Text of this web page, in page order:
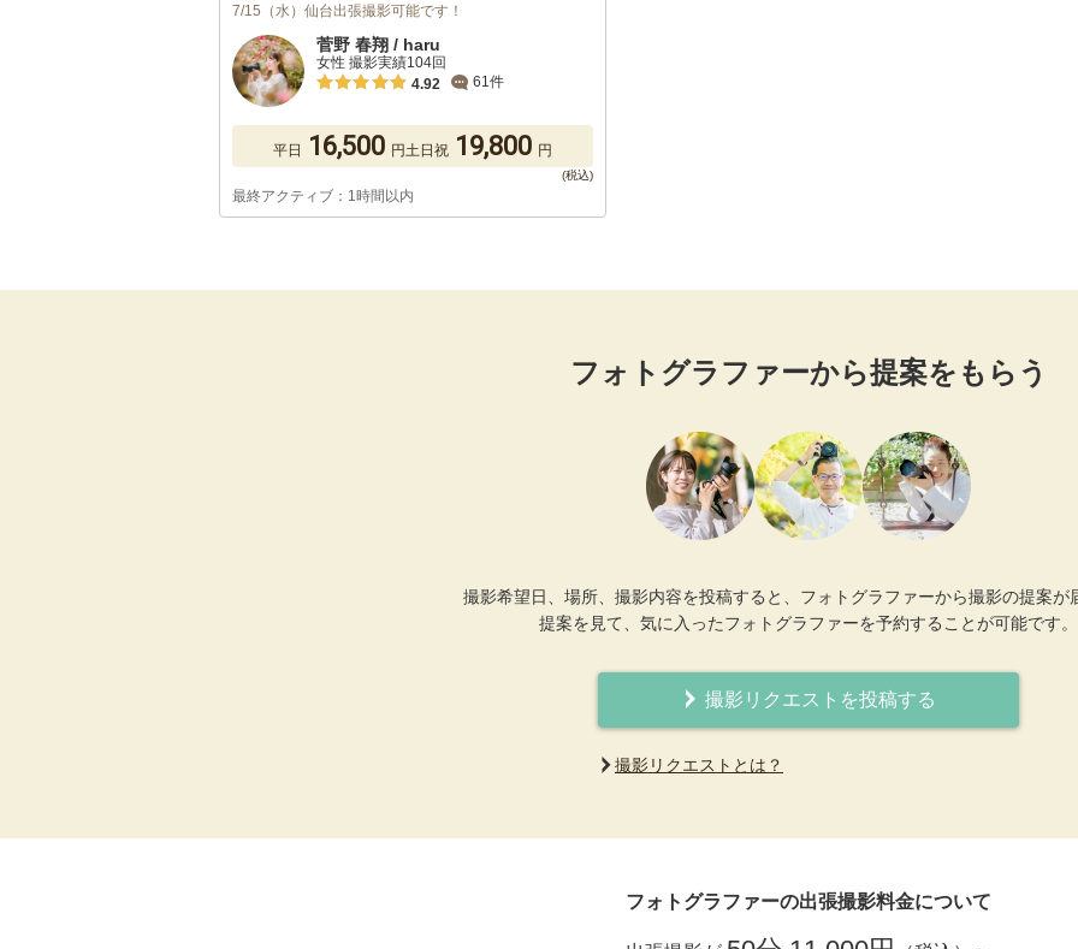
7/15（水）仙台出張撮影可能です！
菅野 春翔 / haru
女性 撮影実績104回
4.92
61件
平日 16,500 円土日祝 19,800 円
最終アクティブ：1時間以内
フォトグラファーから提案をもらう
撮影希望日、場所、撮影内容を投稿すると、フォトグラファーから撮影の提案が
提案を見て、気に入ったフォトグラファーを予約することが可能です。
撮影リクエストを投稿する
撮影リクエストとは？
フォトグラファーの出張撮影料金について